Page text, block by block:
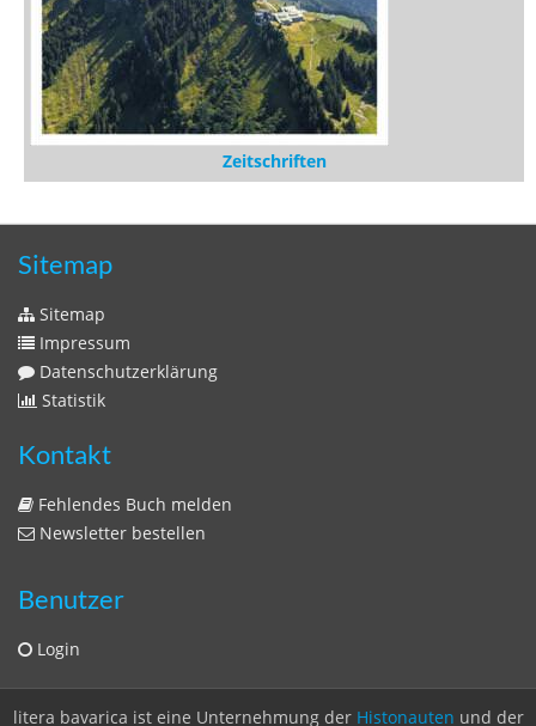
Zeitschriften
Sitemap
Sitemap
Impressum
Datenschutzerklärung
Statistik
Kontakt
Fehlendes Buch melden
Newsletter bestellen
Benutzer
Login
litera bavarica ist eine Unternehmung der Histonauten und der